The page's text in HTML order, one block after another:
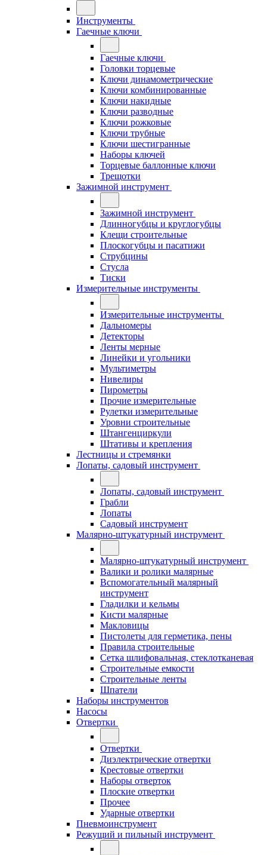
Инструменты
Гаечные ключи
Гаечные ключи
Головки торцевые
Ключи динамометрические
Ключи комбинированные
Ключи накидные
Ключи разводные
Ключи рожковые
Ключи трубные
Ключи шестигранные
Наборы ключей
Торцевые баллонные ключи
Трещотки
Зажимной инструмент
Зажимной инструмент
Длинногубцы и круглогубцы
Клещи строительные
Плоскогубцы и пасатижи
Струбцины
Стусла
Тиски
Измерительные инструменты
Измерительные инструменты
Дальномеры
Детекторы
Ленты мерные
Линейки и угольники
Мультиметры
Нивелиры
Пирометры
Прочие измерительные
Рулетки измерительные
Уровни строительные
Штангенциркули
Штативы и крепления
Лестницы и стремянки
Лопаты, садовый инструмент
Лопаты, садовый инструмент
Грабли
Лопаты
Садовый инструмент
Малярно-штукатурный инструмент
Малярно-штукатурный инструмент
Валики и ролики малярные
Вспомогательный малярный
инструмент
Гладилки и кельмы
Кисти малярные
Макловицы
Пистолеты для герметика, пены
Правила строительные
Сетка шлифовальная, стеклотканевая
Строительные емкости
Строительные ленты
Шпатели
Наборы инструментов
Насосы
Отвертки
Отвертки
Диэлектрические отвертки
Крестовые отвертки
Наборы отверток
Плоские отвертки
Прочее
Ударные отвертки
Пневмоинструмент
Режущий и пильный инструмент